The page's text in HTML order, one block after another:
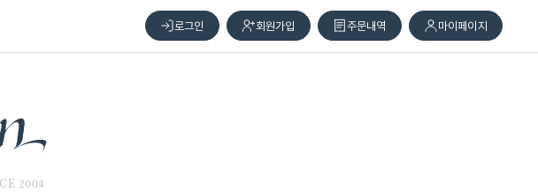
로그인 회원가입 주문내역 마이페이지
2004